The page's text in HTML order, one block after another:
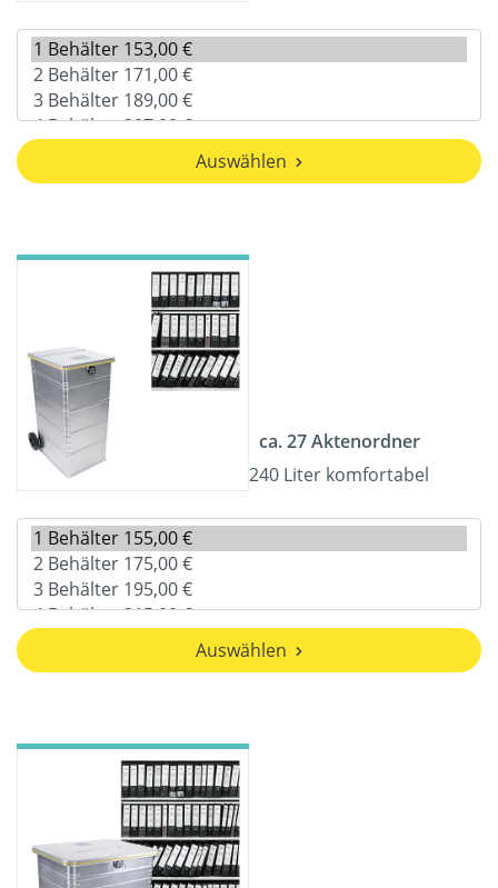
Auswählen
ca. 27 Aktenordner
240 Liter komfortabel
Auswählen